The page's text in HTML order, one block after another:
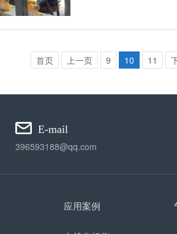
首页 上一页 9 10 11
E-mail
396593188@qq.com
应用案例